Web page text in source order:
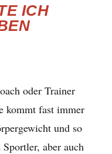
ICH
oder Trainer
kommt fast immer
und so
aber auch